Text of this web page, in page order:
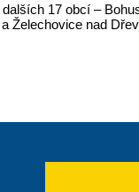
17 obcí –
Želechovice nad